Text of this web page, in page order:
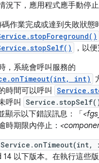
況下，應用程式應手動停
碼作業完成或達到失敗狀態
，以
，系統會呼叫服務的
int)
時間可以呼叫
呼叫
顯示以下錯誤訊息：「
時期限內停止：
Service.onTimeout(int,
14 以下版本。在執行這些